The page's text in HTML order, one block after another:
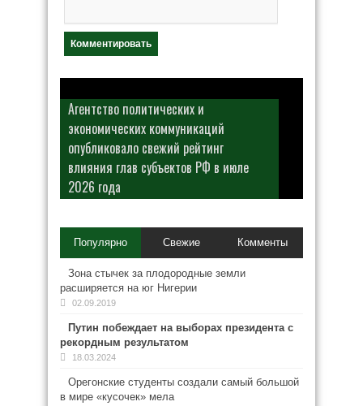
Агентство политических и
экономических коммуникаций
опубликовало свежий рейтинг
влияния глав субъектов РФ в июле
2026 года
Популярно Свежие Комменты
Зона стычек за плодородные земли
расширяется на юг Нигерии
02.09.2019
Путин побеждает на выборах президента с
рекордным результатом
18.03.2024
Орегонские студенты создали самый большой
в мире «кусочек» мела